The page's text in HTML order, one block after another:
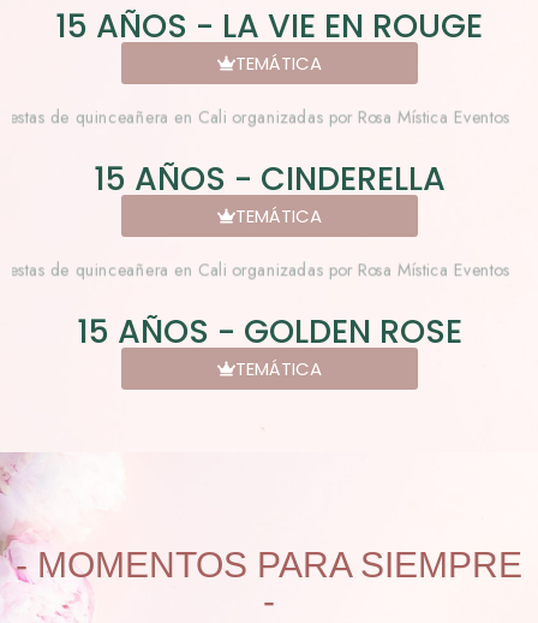
15 AÑOS - LA VIE EN ROUGE
TEMÁTICA
15 AÑOS - CINDERELLA
TEMÁTICA
15 AÑOS - GOLDEN ROSE
TEMÁTICA
- MOMENTOS PARA SIEMPRE
-